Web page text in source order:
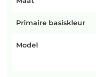
Primaire basiskleur
Model